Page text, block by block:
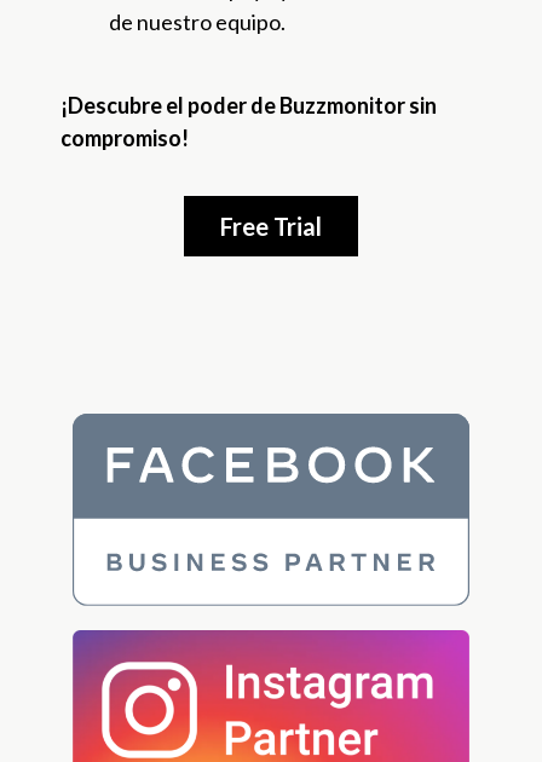
de nuestro equipo.
¡Descubre el poder de Buzzmonitor sin
compromiso!
Free Trial